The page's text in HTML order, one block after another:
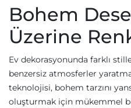
Bohem
Üzerine
Ev dekorasyonunda farklı
benzersiz atmosferler
teknolojisi, bohem tarzını
oluşturmak için mükemmel